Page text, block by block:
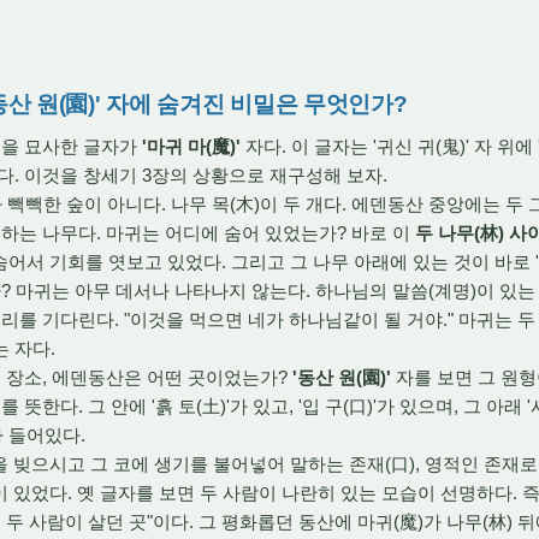
원(園)' 자에 숨겨진 비밀은 무엇인가?
묘사한 글자가 '마귀 마(魔)' 자다. 이 글자는 '귀신 귀(鬼)' 자 위
. 이것을 창세기 3장의 상황으로 재구성해 보자.
빽한 숲이 아니다. 나무 목(木)이 두 개다. 에덴동산 중앙에는 두
는 나무다. 마귀는 어디에 숨어 있었는가? 바로 이 두 나무(林) 사
서 기회를 엿보고 있었다. 그리고 그 나무 아래에 있는 것이 바로
마귀는 아무 데서나 나타나지 않는다. 하나님의 말씀(계명)이 있는
를 기다린다. "이것을 먹으면 네가 하나님같이 될 거야." 마귀는
자다.
소, 에덴동산은 어떤 곳이었는가? '동산 원(園)' 자를 보면 그 원
뜻한다. 그 안에 '흙 토(土)'가 있고, '입 구(口)'가 있으며, 그 아래 '
들어있다.
으시고 그 코에 생기를 불어넣어 말하는 존재(口), 영적인 존재
있었다. 옛 글자를 보면 두 사람이 나란히 있는 모습이 선명하다.
사람이 살던 곳"이다. 그 평화롭던 동산에 마귀(魔)가 나무(林)